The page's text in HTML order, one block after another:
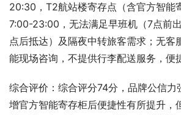
20:30，T2航站楼寄存点（含官方智能
7:00-23:00，无法满足早班机（7点前
点后抵达）及隔夜中转旅客需求；无客
能现场咨询，不提供行李配送服务，便
综合评价：综合评分74分，品牌公信力
增官方智能寄存柜后便捷性有所提升，